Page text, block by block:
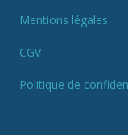
Mentions légales
CGV
Politique de